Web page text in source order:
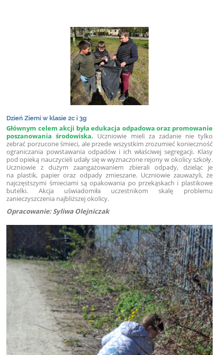
Dzień Ziemi w klasie 2c i 3g
Głównym celem akcji była edukacja odpadowa oraz promowanie
poszanowania środowiska. Uczniowie mieli za zadanie nie tylko
zebrać porzucone śmieci, ale przede wszystkim zrozumieć konieczność
ograniczania powstawania odpadów i ich właściwej segregacji. Klasy
pod opieką nauczycieli udały się w wyznaczone rejony w okolicy szkoły.
Uczniowie z dużym zaangażowaniem zbierali odpady, dzieląc je
na plastik, papier oraz odpady zmieszane. Uczniowie zauważyli, że
najczęstszymi śmieciami są opakowania po przekąskach i plastikowe
butelki. Akcja uświadomiła uczestnikom skalę problemu
zanieczyszczenia najbliższej okolicy.
Opracowanie: Syliwa Olejniczak